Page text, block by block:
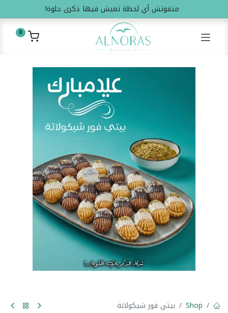
متفوتش أي لحظة تعيش فيها ذكرى حلوة!
0
Shop بيتي فور شيكولاتة